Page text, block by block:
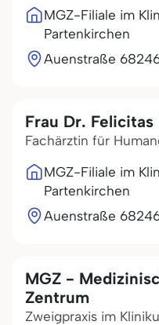
MGZ-Filiale im
Partenkirchen
Auenstraße 6
Frau Dr. Felicitas
Fachärztin für
MGZ-Filiale im
Partenkirchen
Auenstraße 6
MGZ -
Zentrum
Zweigpraxis im